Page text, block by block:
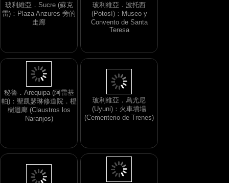
玻利維亞．Sucre (蘇克
雷)：Plaza Anzures 旁的
走廊
玻利維亞．波托西
(Potosí)：Museo y
Convento de Santa
Teresa
秘魯．Arequipa (阿雷基
帕)：聖凱瑟琳修道院．橙
樹迴廊 (Claustros los
Naranjos)
玻利維亞．烏尤尼
(Uyuni)：火車墳場
(Cementerio de Trenes)